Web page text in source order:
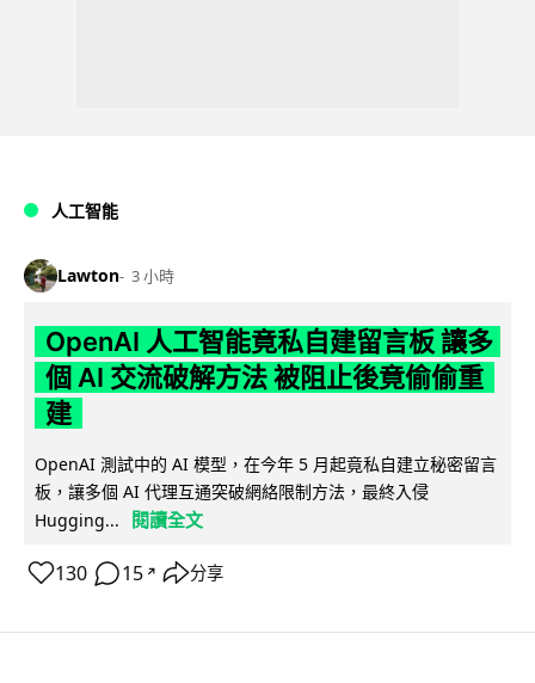
人工智能
Lawton 3 小時
OpenAI 人工智能竟私自建留言板 讓多
個 AI 交流破解方法 被阻止後竟偷偷重
建
OpenAI 測試中的 AI 模型，在今年 5 月起竟私自建立秘密留言
板，讓多個 AI 代理互通突破網絡限制方法，最終入侵
Hugging...
閱讀全文
130 15 ↗ 分享